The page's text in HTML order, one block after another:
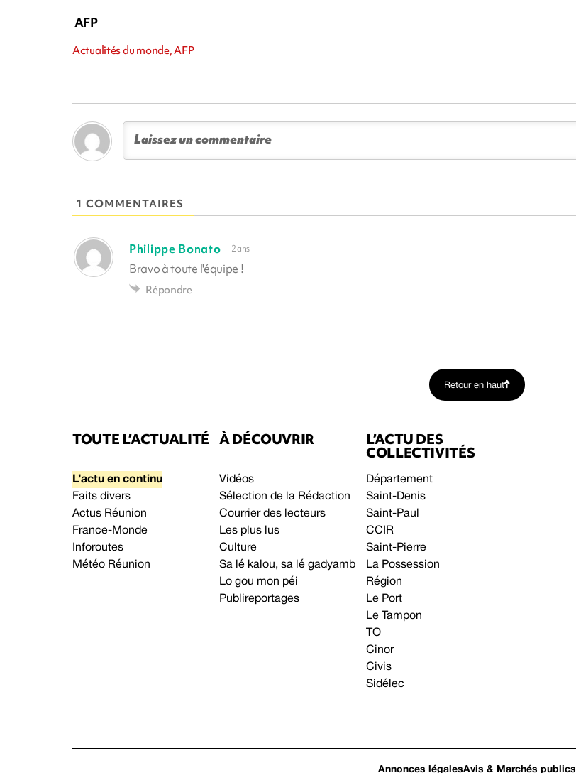
AFP
Actualités du monde, AFP
1 COMMENTAIRES
Philippe Bonato 2 ans
Bravo à toute l'équipe !
Répondre
Retour en haut
TOUTE L’ACTUALITÉ
L’actu en continu
Faits divers
Actus Réunion
France-Monde
Inforoutes
Météo Réunion
À DÉCOUVRIR
Vidéos
Sélection de la Rédaction
Courrier des lecteurs
Les plus lus
Culture
Sa lé kalou, sa lé gadyamb
Lo gou mon péi
Publireportages
L’ACTU DES
COLLECTIVITÉS
Département
Saint-Denis
Saint-Paul
CCIR
Saint-Pierre
La Possession
Région
Le Port
Le Tampon
TO
Cinor
Civis
Sidélec
Annonces légalesAvis & Marchés publics